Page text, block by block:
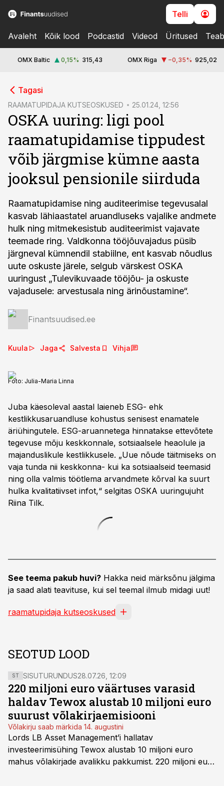
Telli
Avaleht Kõik lood Podcastid Videod Üritused
OMX Baltic 0,15% 315,43 OMX Riga −0,35% 925,02
Tagasi
RAAMATUPIDAJA KUTSEOSKUSED 25.01.24, 12:56
OSKA uuring: ligi pool
raamatupidamise tippudest
võib järgmise kümne aasta
jooksul pensionile siirduda
Raamatupidamise ning auditeerimise tegevusalal
kasvab lähiaastatel aruandluseks vajalike andmete
hulk ning mitmekesistub auditeerimist vajavate
teemade ring. Valdkonna tööjõuvajadus püsib
järgneval kümnendil stabiilne, ent kasvab nõudlus
uute oskuste järele, selgub värskest OSKA
uuringust „Tulevikuvaade tööjõu- ja oskuste
vajadusele: arvestusala ning ärinõustamine“.
Finantsuudised.ee
Kuula Jaga Salvesta Vihja
Foto: Julia-Maria Linna
Juba käesoleval aastal laieneb ESG- ehk
kestlikkusaruandluse kohustus senisest enamatele
äriühingutele. ESG-aruannetega hinnatakse ettevõtete
tegevuse mõju keskkonnale, sotsiaalsele heaolule ja
majanduslikule kestlikkusele. „Uue nõude täitmiseks on
vaja tunda nii keskkonna- kui ka sotsiaalseid teemasid
ning olla valmis töötlema arvandmete kõrval ka suurt
hulka kvalitatiivset infot,“ selgitas OSKA uuringujuht
Riina Tilk.
See teema pakub huvi? Hakka neid märksõnu jälgima
ja saad alati teavituse, kui sel teemal ilmub midagi uut!
raamatupidaja kutseoskused
SEOTUD LOOD
ST SISUTURUNDUS28.07.26, 12:09
220 miljoni euro väärtuses varasid
haldav Tewox alustab 10 miljoni euro
suurust võlakirjaemisiooni
Võlakirju saab märkida 14. augustini
Lords LB Asset Management’i hallatav
investeerimisühing Tewox alustab 10 miljoni euro
mahus võlakirjade avalikku pakkumist. 220 miljoni euro